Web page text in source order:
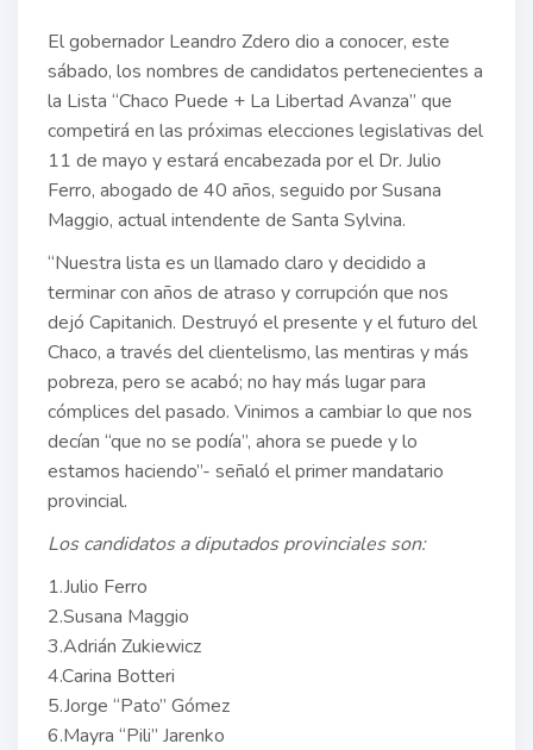
El gobernador Leandro Zdero dio a conocer, este
sábado, los nombres de candidatos pertenecientes a
la Lista “Chaco Puede + La Libertad Avanza” que
competirá en las próximas elecciones legislativas del
11 de mayo y estará encabezada por el Dr. Julio
Ferro, abogado de 40 años, seguido por Susana
Maggio, actual intendente de Santa Sylvina.
“Nuestra lista es un llamado claro y decidido a
terminar con años de atraso y corrupción que nos
dejó Capitanich. Destruyó el presente y el futuro del
Chaco, a través del clientelismo, las mentiras y más
pobreza, pero se acabó; no hay más lugar para
cómplices del pasado. Vinimos a cambiar lo que nos
decían “que no se podía”, ahora se puede y lo
estamos haciendo”- señaló el primer mandatario
provincial.
Los candidatos a diputados provinciales son:
1.Julio Ferro
2.Susana Maggio
3.Adrián Zukiewicz
4.Carina Botteri
5.Jorge “Pato” Gómez
6.Mayra “Pili” Jarenko